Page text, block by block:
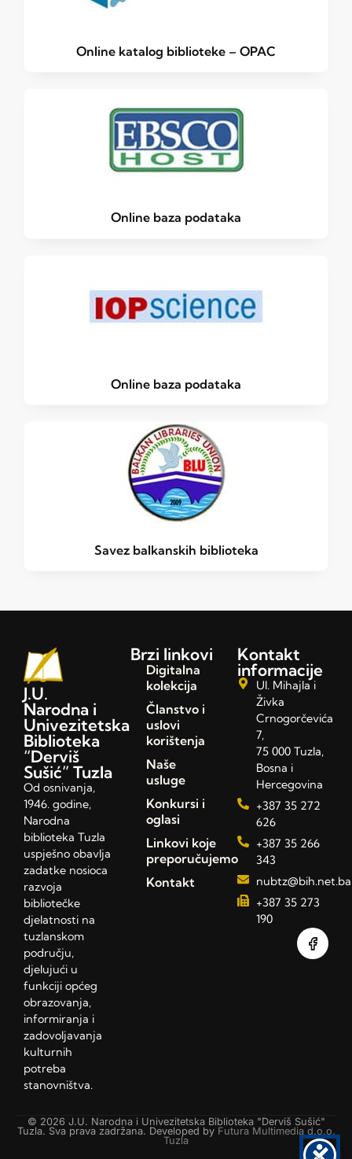
Online katalog biblioteke – OPAC
Online baza podataka
Online baza podataka
Savez balkanskih biblioteka
J.U.
Narodna i
Univezitetska
Biblioteka
“Derviš
Sušić” Tuzla
Od osnivanja,
1946. godine,
Narodna
biblioteka Tuzla
uspješno obavlja
zadatke nosioca
razvoja
bibliotečke
djelatnosti na
tuzlanskom
području,
djelujući u
funkciji općeg
obrazovanja,
informiranja i
zadovoljavanja
kulturnih
potreba
stanovništva.
Brzi linkovi
Digitalna
kolekcija
Članstvo i
uslovi
korištenja
Naše
usluge
Konkursi i
oglasi
Linkovi koje
preporučujemo
Kontakt
Kontakt
informacije
Ul. Mihajla i
Živka
Crnogorčevića
7,
75 000 Tuzla,
Bosna i
Hercegovina
+387 35 272
626
+387 35 266
343
nubtz@bih.net.ba
+387 35 273
190
© 2026 J.U. Narodna i Univezitetska Biblioteka "Derviš Sušić"
Tuzla. Sva prava zadržana. Developed by Futura Multimedia d.o.o.
Tuzla